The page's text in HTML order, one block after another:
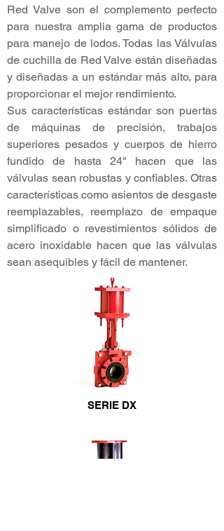
Red Valve son el complemento perfecto
para nuestra amplia gama de productos
para manejo de lodos. Todas las Válvulas
de cuchilla de Red Valve están diseñadas
y diseñadas a un estándar más alto, para
proporcionar el mejor rendimiento.
Sus características estándar son puertas
de máquinas de precisión, trabajos
superiores pesados y cuerpos de hierro
fundido de hasta 24" hacen que las
válvulas sean robustas y confiables. Otras
características como asientos de desgaste
reemplazables, reemplazo de empaque
simplificado o revestimientos sólidos de
acero inoxidable hacen que las válvulas
sean asequibles y fácil de mantener.
SERIE DX